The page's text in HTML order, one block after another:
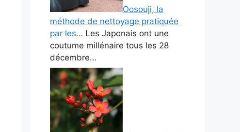
Oosouji, la
méthode de nettoyage pratiquée
par les… Les Japonais ont une
coutume millénaire tous les 28
décembre…